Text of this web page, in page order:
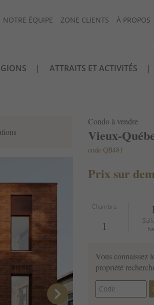
NOTRE ÉQUIPE ZONE CLIENTS À PROPOS
ATTRAITS ET ACTIVITÉS
Condo à vendre
Vieux-
code QB481
Prix sur
chevron_right
Chambre
1
1
Vous connaissez
propriété